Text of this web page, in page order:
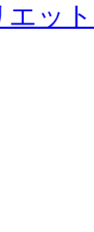
エッ